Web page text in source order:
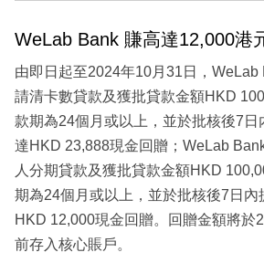
WeLab Bank 賺高達12,000港
由即日起至2024年10月31日，WeLab
請清卡數貸款及獲批貸款金額HKD
款期為24個月或以上，並於批核後7日
達HKD 23,888現金回贈；WeLab
人分期貸款及獲批貸款金額HKD
期為24個月或以上，並於批核後7日內
HKD 12,000現金回贈。回贈金額將於
前存入核心賬戶。